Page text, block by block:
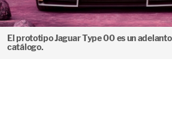
El prototipo Jaguar Type 00 es un
catálogo.